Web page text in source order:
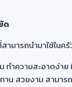
ด
มารถนำมาใช้ในครั
ทำความสะอาดง่าย
าน สวยงาม สามาร